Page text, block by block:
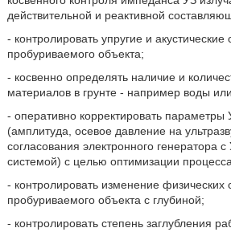
действительной и реактивной
- контролировать упругие и
пробуриваемого объекта;
- косвенно определять наличие и
материалов в грунте - например воды
- оперативно корректировать параметры
(амплитуда, осевое давление на
согласования электронного генератора
системой) с целью оптимизации
- контролировать изменение физических
пробуриваемого объекта с глубиной;
- контролировать степень заглубления